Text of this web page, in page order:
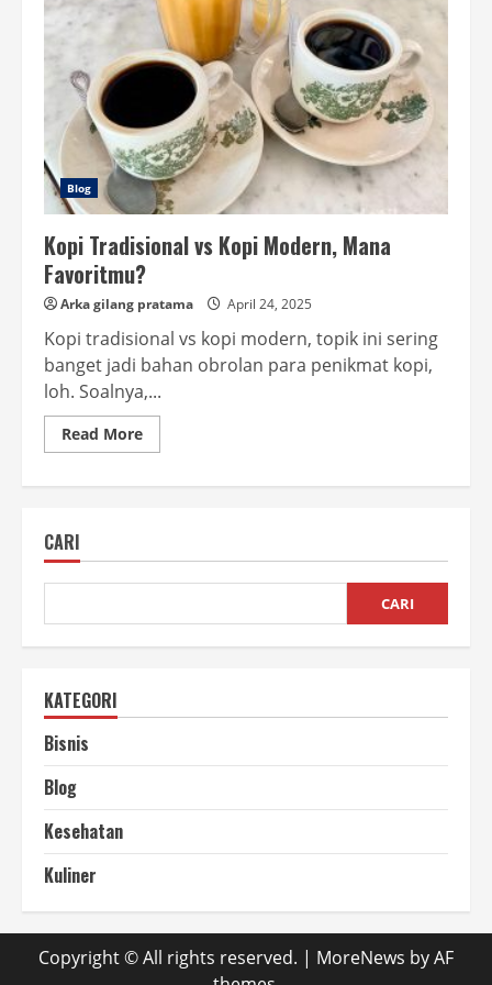
Blog
Kopi Tradisional vs Kopi Modern, Mana
Favoritmu?
Arka gilang pratama April 24, 2025
Kopi tradisional vs kopi modern, topik ini sering
banget jadi bahan obrolan para penikmat kopi,
loh. Soalnya,...
Read MoreRead
more
Mana
CARI
CARI
KATEGORI
Bisnis
Blog
Kesehatan
Kuliner
Copyright © All rights reserved. | MoreNews by AF